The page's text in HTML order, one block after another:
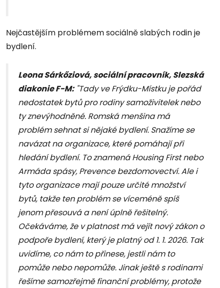
Nejčastějším problémem sociálně slabých rodin je
bydlení.
Leona Sárkőziová, sociální pracovník, Slezská
diakonie F-M:"Tady ve Frýdku-Místku je pořád
nedostatek bytů pro rodiny samoživitelek nebo
ty znevýhodněné. Romská menšina má
problém sehnat si nějaké bydlení. Snažíme se
navázat na organizace, které pomáhají při
hledání bydlení. To znamená Housing First nebo
Armáda spásy, Prevence bezdomovectví. Ale i
tyto organizace mají pouze určité množství
bytů, takže ten problém se víceméně spíš
jenom přesouvá a není úplně řešitelný.
Očekáváme, že v platnost má vejít nový zákon o
podpoře bydlení, který je platný od 1. 1. 2026. Tak
uvidíme, co nám to přinese, jestli nám to
pomůže nebo nepomůže. Jinak ještě s rodinami
řešíme samozřejmě finanční problémy, protože